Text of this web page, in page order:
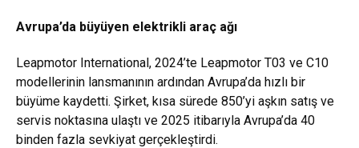
Avrupa’da büyüyen elektrikli araç ağı
Leapmotor International, 2024’te Leapmotor T03 ve C10
modellerinin lansmanının ardından Avrupa’da hızlı bir
büyüme kaydetti. Şirket, kısa sürede 850’yi aşkın satış ve
servis noktasına ulaştı ve 2025 itibarıyla Avrupa’da 40
binden fazla sevkiyat gerçekleştirdi.